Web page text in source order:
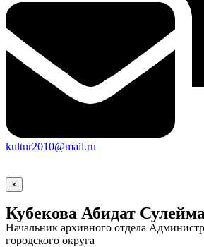
kultur2010@mail.ru
×
Кубекова Абидат
Начальник архивного отдела
городского округа